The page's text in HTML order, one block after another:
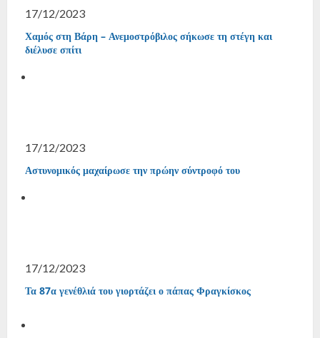
17/12/2023
Χαμός στη Βάρη – Ανεμοστρόβιλος σήκωσε τη στέγη και
διέλυσε σπίτι
17/12/2023
Αστυνομικός μαχαίρωσε την πρώην σύντροφό του
17/12/2023
Τα 87α γενέθλιά του γιορτάζει ο πάπας Φραγκίσκος